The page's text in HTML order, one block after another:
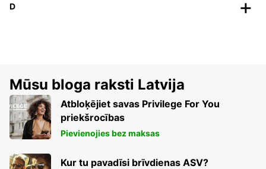
D
Mūsu bloga raksti Latvija
Atbloķējiet savas Privilege For You
priekšrocības
Pievienojies bez maksas
Kur tu pavadīsi brīvdienas ASV?